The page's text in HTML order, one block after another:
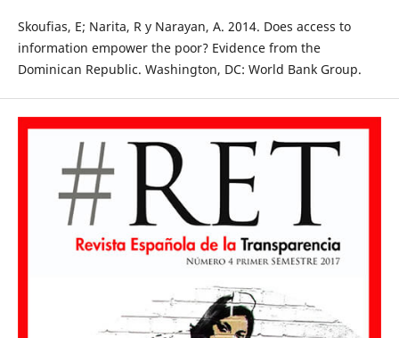
Skoufias, E; Narita, R y Narayan, A. 2014. Does access to
information empower the poor? Evidence from the
Dominican Republic. Washington, DC: World Bank Group.